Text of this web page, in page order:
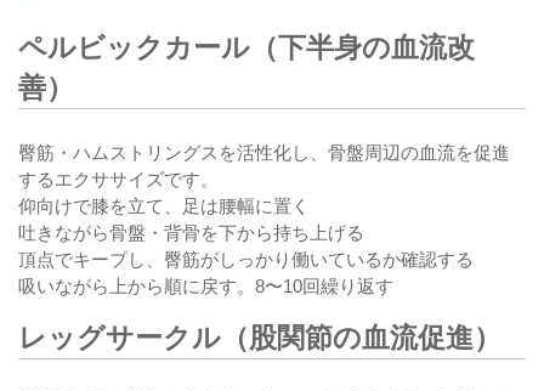
ペルビックカール（下半身の血流改
善）
臀筋・ハムストリングスを活性化し、骨盤周辺の血流を促進
するエクササイズです。
仰向けで膝を立て、足は腰幅に置く
吐きながら骨盤・背骨を下から持ち上げる
頂点でキープし、臀筋がしっかり働いているか確認する
吸いながら上から順に戻す。8〜10回繰り返す
レッグサークル（股関節の血流促進）